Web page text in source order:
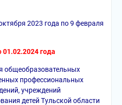
2023 года по 9 февраля
года
общеобразовательных
профессиональных
учреждений
детей Тульской области